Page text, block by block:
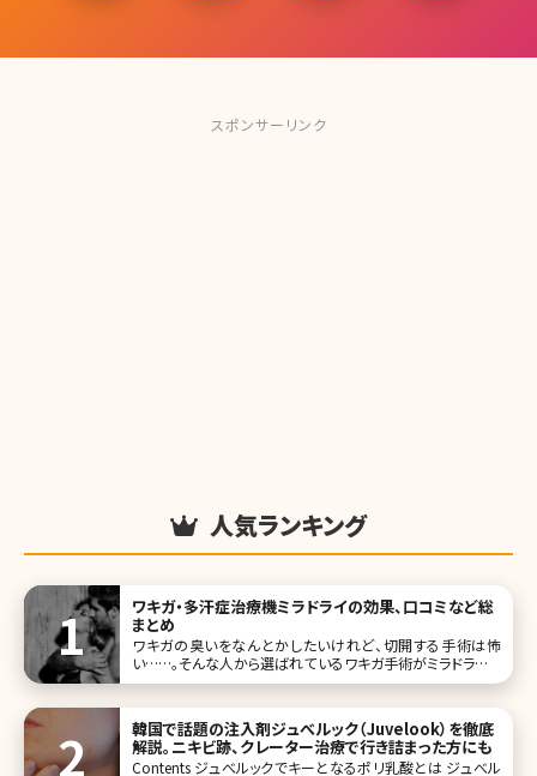
スポンサーリンク
人気ランキング
ワキガ・多汗症治療機ミラドライの効果、口コミなど総
まとめ
ワキガの臭いをなんとかしたいけれど、切開する手術は怖
い……。そんな人から選ばれているワキガ手術がミラドライで
す。これまでワキガの治療はワキの下を切開して、臭いのある
決にはなら
韓国で話題の注入剤ジュべルック（Juvelook）を徹底
解説。ニキビ跡、クレーター治療で行き詰まった方にも
Contents ジュべルックでキーとなるポリ乳酸とは ジュべル